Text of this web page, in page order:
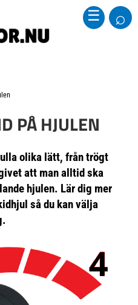
☰ ⌕
PÅ HJULEN
olika lätt, från trögt
att man alltid ska
hjulen. Lär dig mer
så du kan välja